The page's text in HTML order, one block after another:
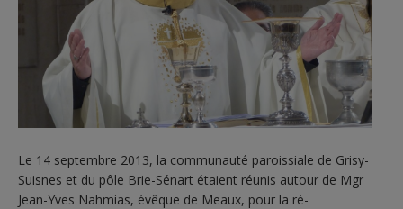
Le 14 septembre 2013, la communauté paroissiale de Grisy-
Suisnes et du pôle Brie-Sénart étaient réunis autour de Mgr
Jean-Yves Nahmias, évêque de Meaux, pour la ré-